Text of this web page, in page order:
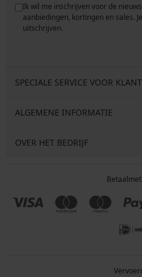
Ik wil me inschrijven voor de
aanbiedingen, kortingen en sales.
uitschrijven.
SPECIALE SERVICE VOOR
ALGEMENE INFORMATIE
OVER HET BEDRIJF